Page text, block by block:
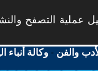
عملية التصفح
والفن -وكالة أنباء